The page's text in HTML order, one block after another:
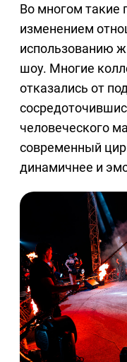
Во многом такие
изменением
использованию
шоу. Многие
отказались от
человеческого
современный
динамичнее и